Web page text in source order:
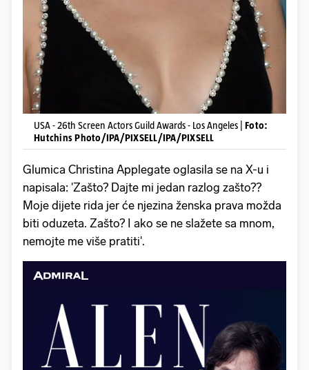
USA - 26th Screen Actors Guild Awards - Los Angeles | Foto:
Hutchins Photo/IPA/PIXSELL/IPA/PIXSELL
Glumica Christina Applegate oglasila se na X-u i
napisala: 'Zašto? Dajte mi jedan razlog zašto??
Moje dijete rida jer će njezina ženska prava možda
biti oduzeta. Zašto? I ako se ne slažete sa mnom,
nemojte me više pratiti'.